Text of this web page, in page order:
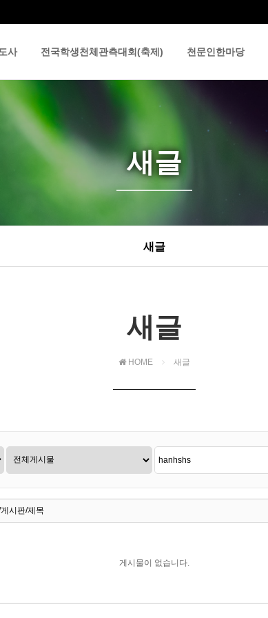
사 전국학생천체관측대회(축제) 천문인한마당
새글
새글
새글
HOME 새글
시판/제목
게시물이 없습니다.